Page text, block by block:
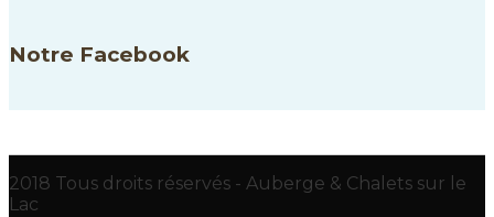
Notre Facebook
2018 Tous droits réservés - Auberge & Chalets sur le
Lac